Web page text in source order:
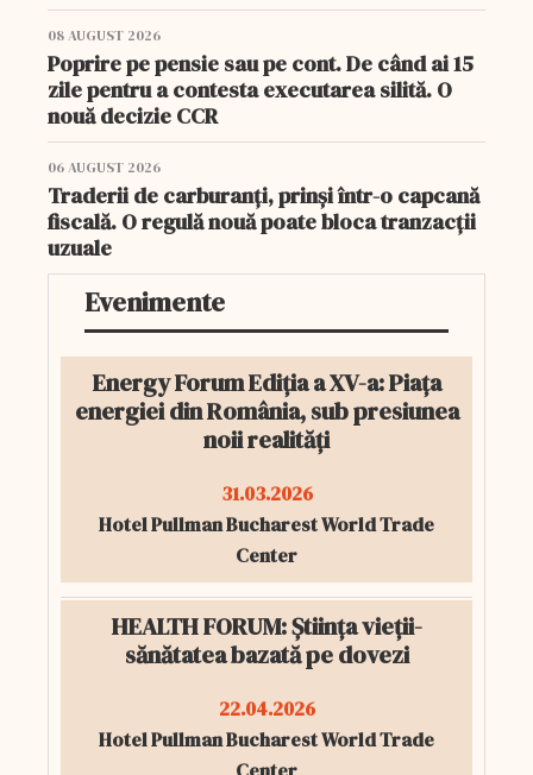
08 AUGUST 2026
Poprire pe pensie sau pe cont. De când ai 15
zile pentru a contesta executarea silită. O
nouă decizie CCR
06 AUGUST 2026
Traderii de carburanți, prinși într-o capcană
fiscală. O regulă nouă poate bloca tranzacții
uzuale
Evenimente
Energy Forum Ediția a XV-a: Piața
energiei din România, sub presiunea
noii realități
31.03.2026
Hotel Pullman Bucharest World Trade
Center
HEALTH FORUM: Știința vieții-
sănătatea bazată pe dovezi
22.04.2026
Hotel Pullman Bucharest World Trade